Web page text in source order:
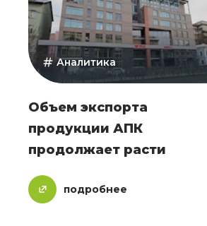
Аналитика
Объем экспорта
продукции АПК
продолжает расти
подробнее